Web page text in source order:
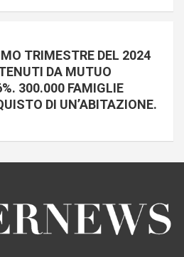
TRIMESTRE DEL 2024
DA MUTUO
300.000 FAMIGLIE
DI UN’ABITAZIONE.